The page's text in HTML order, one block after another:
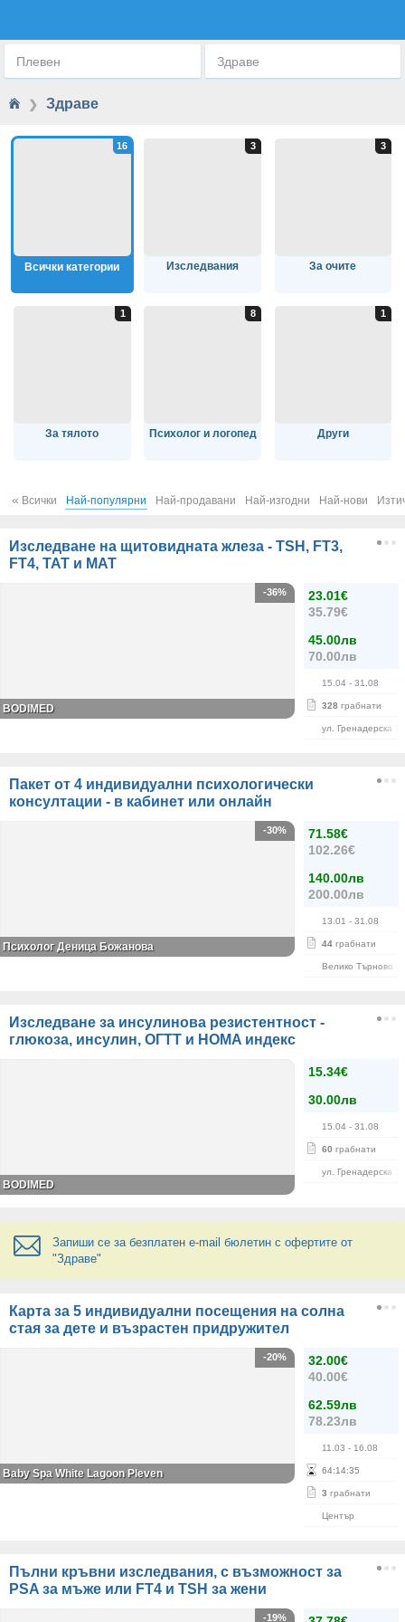
Плевен Здраве
❯ Здраве
Всички категории Изследвания За очите
За тялото Психолог и логопед Други
« Всички Най-популярни Най-продавани Най-изгодни Най-нови
Изследване на щитовидната жлеза - TSH, FT3,
FT4, ТАТ и МАТ
23.01€
35.79€
45.00лв
70.00лв
15.04 - 31.08
328 грабнати
ул. Гренадерска
-36%
BODIMED
Пакет от 4 индивидуални психологически
консултации - в кабинет или онлайн
71.58€
102.26€
140.00лв
200.00лв
13.01 - 31.08
44 грабнати
Велико Търново
-30%
Психолог Деница Божанова
Изследване за инсулинова резистентност -
глюкоза, инсулин, ОГТТ и HOMA индекс
15.34€
30.00лв
15.04 - 31.08
60 грабнати
ул. Гренадерска
BODIMED
Запиши се за безплатен e-mail бюлетин с офертите от
"Здраве"
Карта за 5 индивидуални посещения на солна
стая за дете и възрастен придружител
32.00€
40.00€
62.59лв
78.23лв
11.03 - 16.08
64:14:35
3 грабнати
Център
-20%
Baby Spa White Lagoon Pleven
Пълни кръвни изследвания, с възможност за
PSA за мъже или FT4 и TSH за жени
-19%